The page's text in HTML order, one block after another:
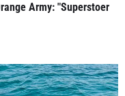
Army: "Superstoer